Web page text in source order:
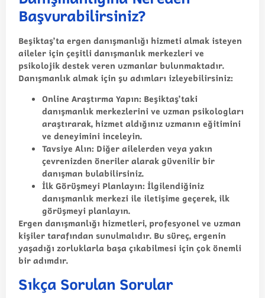
Başvurabilirsiniz?
Beşiktaş’ta ergen danışmanlığı hizmeti almak isteyen
aileler için çeşitli danışmanlık merkezleri ve
psikolojik destek veren uzmanlar bulunmaktadır.
Danışmanlık almak için şu adımları izleyebilirsiniz:
Online Araştırma Yapın: Beşiktaş’taki
danışmanlık merkezlerini ve uzman psikologları
araştırarak, hizmet aldığınız uzmanın eğitimini
ve deneyimini inceleyin.
Tavsiye Alın: Diğer ailelerden veya yakın
çevrenizden öneriler alarak güvenilir bir
danışman bulabilirsiniz.
İlk Görüşmeyi Planlayın: İlgilendiğiniz
danışmanlık merkezi ile iletişime geçerek, ilk
görüşmeyi planlayın.
Ergen danışmanlığı hizmetleri, profesyonel ve uzman
kişiler tarafından sunulmalıdır. Bu süreç, ergenin
yaşadığı zorluklarla başa çıkabilmesi için çok önemli
bir adımdır.
Sıkça Sorulan Sorular